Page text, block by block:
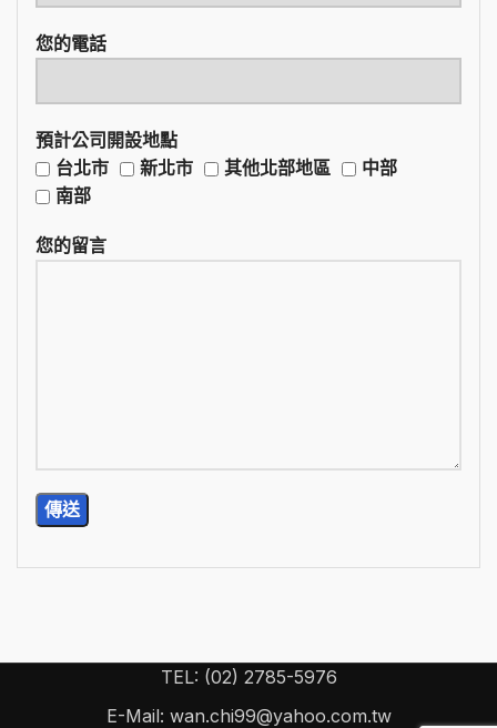
您的電話
預計公司開設地點
台北市
新北市 其他北部地區
中部
南部
您的留言
TEL: (02) 2785-5976
E-Mail: wan.chi99@yahoo.com.tw